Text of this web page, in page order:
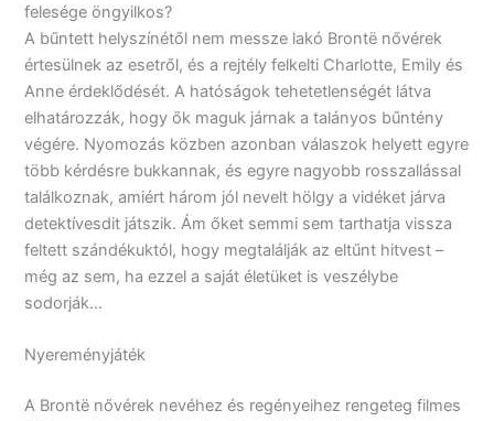
felesége öngyilkos?
A bűntett helyszínétől nem messze lakó Brontë nővérek
értesülnek az esetről, és a rejtély felkelti Charlotte, Emily és
Anne érdeklődését. A hatóságok tehetetlenségét látva
elhatározzák, hogy ők maguk járnak a talányos bűntény
végére. Nyomozás közben azonban válaszok helyett egyre
több kérdésre bukkannak, és egyre nagyobb rosszallással
találkoznak, amiért három jól nevelt hölgy a vidéket járva
detektívesdit játszik. Ám őket semmi sem tarthatja vissza
feltett szándékuktól, hogy megtalálják az eltűnt hitvest –
még az sem, ha ezzel a saját életüket is veszélybe
sodorják…
Nyereményjáték
A Brontë nővérek nevéhez és regényeihez rengeteg filmes